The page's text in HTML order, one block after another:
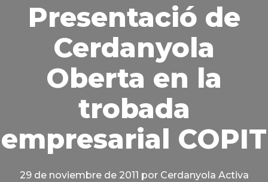
Presentació de
Cerdanyola
Oberta en la
trobada
empresarial COPIT
29 de noviembre de 2011 por Cerdanyola Activa